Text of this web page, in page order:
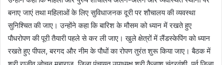
बनाए जाएं तथा महिलाओं के लिए सुविधाजनक दूरी पर शौचालय की व्यवस्था
सुनिश्चित की जाए। उन्होंने कहा कि बारिश के मौसम को ध्यान में रखते हुए
पौधरोपण की पूरी तैयारी पहले से कर ली जाए। खुले क्षेत्रों में लैंडस्केपिंग को ध्यान
रखते हुए पीपल, बरगद और नीम के पौधों का रोपण तुरंत शुरू किया जाए। बैठक में